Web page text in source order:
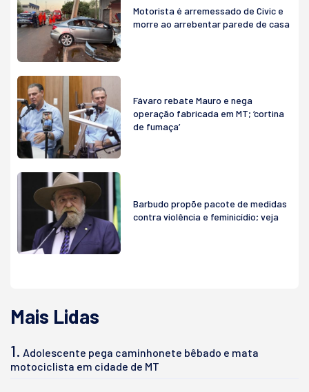
Motorista é arremessado de Civic e
morre ao arrebentar parede de casa
Fávaro rebate Mauro e nega
operação fabricada em MT; ‘cortina
de fumaça’
Barbudo propõe pacote de medidas
contra violência e feminicídio; veja
Mais Lidas
1. Adolescente pega caminhonete bêbado e mata
motociclista em cidade de MT